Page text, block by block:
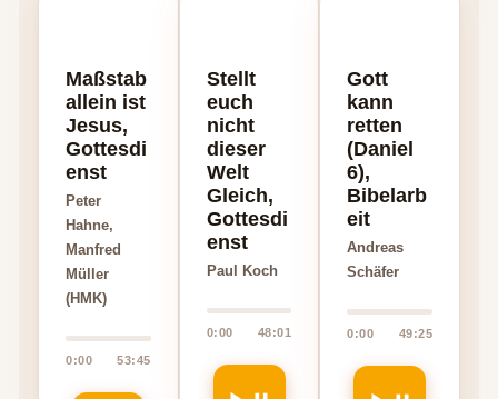
Maßstab
allein ist
Jesus,
Gottesdi
enst
Peter
Hahne,
Manfred
Müller
(HMK)
0:00 53:45
Stellt
euch
nicht
dieser
Welt
Gleich,
Gottesdi
enst
Paul Koch
0:00 48:01
Gott
kann
retten
(Daniel
6),
Bibelarb
eit
Andreas
Schäfer
0:00 49:25